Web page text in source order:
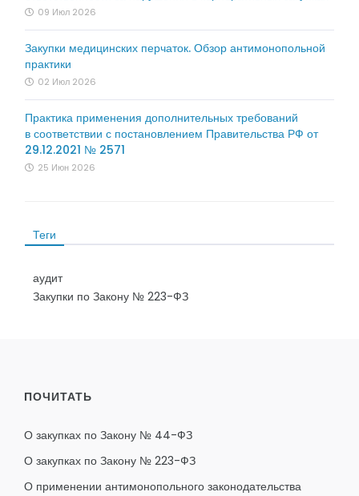
09 Июл 2026
Закупки медицинских перчаток. Обзор антимонопольной
практики
02 Июл 2026
Практика применения дополнительных требований
в соответствии с постановлением Правительства РФ от
29.12.2021 № 2571
25 Июн 2026
Теги
аудит
Закупки по Закону № 223-ФЗ
ПОЧИТАТЬ
О закупках по Закону № 44-ФЗ
О закупках по Закону № 223-ФЗ
О применении антимонопольного законодательства